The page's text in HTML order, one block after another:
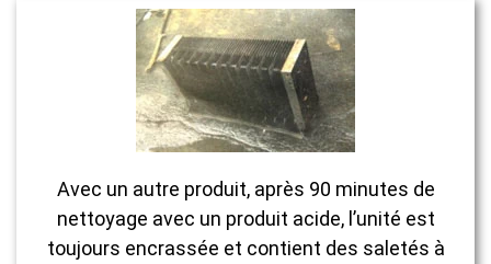
Avec un autre produit, après 90 minutes de
nettoyage avec un produit acide, l’unité est
toujours encrassée et contient des saletés à